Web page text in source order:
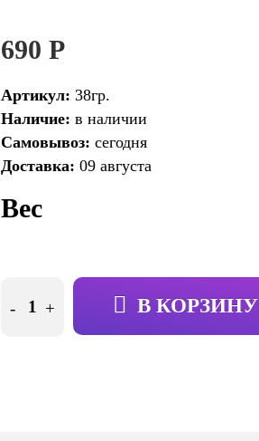
690 Р
Артикул: 38гр.
Наличие: в наличии
Самовывоз: сегодня
Доставка: 09 августа
Вес
- + В КОРЗИНУ